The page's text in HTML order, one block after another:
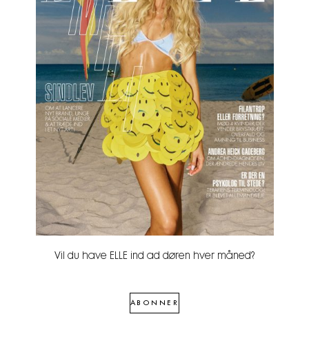
Vil du have ELLE ind ad døren hver måned?
ABONNER